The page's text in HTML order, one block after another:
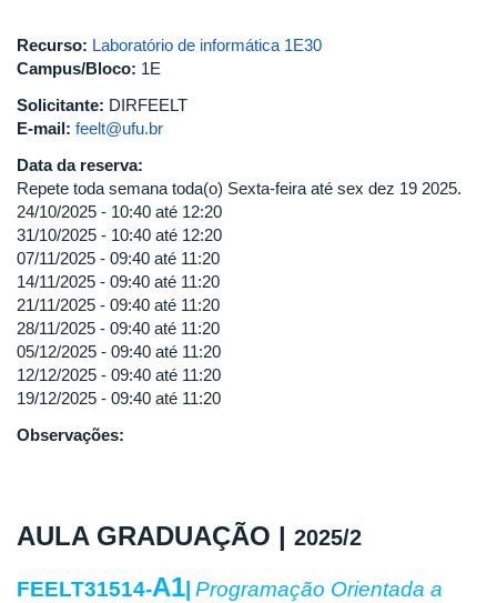
Recurso: Laboratório de informática 1E30
Campus/Bloco: 1E
Solicitante: DIRFEELT
E-mail: feelt@ufu.br
Data da reserva:
Repete toda semana toda(o) Sexta-feira até sex dez 19 2025.
24/10/2025 - 10:40 até 12:20
31/10/2025 - 10:40 até 12:20
07/11/2025 - 09:40 até 11:20
14/11/2025 - 09:40 até 11:20
21/11/2025 - 09:40 até 11:20
28/11/2025 - 09:40 até 11:20
05/12/2025 - 09:40 até 11:20
12/12/2025 - 09:40 até 11:20
19/12/2025 - 09:40 até 11:20
Observações:
AULA GRADUAÇÃO | 2025/2
FEELT31514-A1 Programação Orientada a